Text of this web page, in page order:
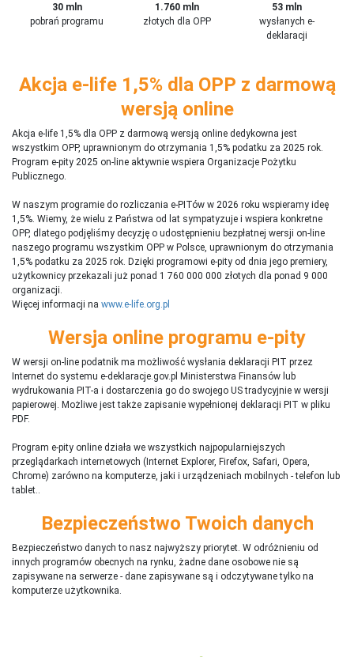
30 mln
pobrań programu
1.760 mln
złotych dla OPP
53 mln
wysłanych e-
deklaracji
Akcja e-life 1,5% dla OPP z darmową
wersją online
Akcja e-life 1,5% dla OPP z darmową wersją online dedykowna jest
wszystkim OPP, uprawnionym do otrzymania 1,5% podatku za 2025 rok.
Program e-pity 2025 on-line aktywnie wspiera Organizacje Pożytku
Publicznego.
W naszym programie do rozliczania e-PITów w 2026 roku wspieramy ideę
1,5%. Wiemy, że wielu z Państwa od lat sympatyzuje i wspiera konkretne
OPP, dlatego podjęliśmy decyzję o udostępnieniu bezpłatnej wersji on-line
naszego programu wszystkim OPP w Polsce, uprawnionym do otrzymania
1,5% podatku za 2025 rok. Dzięki programowi e-pity od dnia jego premiery,
użytkownicy przekazali już ponad 1 760 000 000 złotych dla ponad 9 000
organizacji.
Więcej informacji na www.e-life.org.pl
Wersja online programu e-pity
W wersji on-line podatnik ma możliwość wysłania deklaracji PIT przez
Internet do systemu e-deklaracje.gov.pl Ministerstwa Finansów lub
wydrukowania PIT-a i dostarczenia go do swojego US tradycyjnie w wersji
papierowej. Możliwe jest także zapisanie wypełnionej deklaracji PIT w pliku
PDF.
Program e-pity online działa we wszystkich najpopularniejszych
przeglądarkach internetowych (Internet Explorer, Firefox, Safari, Opera,
Chrome) zarówno na komputerze, jaki i urządzeniach mobilnych - telefon lub
tablet..
Bezpieczeństwo Twoich danych
Bezpieczeństwo danych to nasz najwyższy priorytet. W odróżnieniu od
innych programów obecnych na rynku, żadne dane osobowe nie są
zapisywane na serwerze - dane zapisywane są i odczytywane tylko na
komputerze użytkownika.